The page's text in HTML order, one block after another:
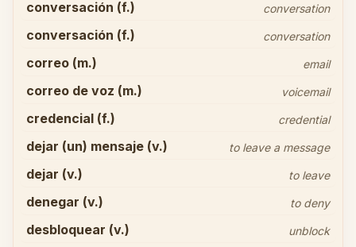
conversación (f.) conversation
conversación (f.) conversation
correo (m.) email
correo de voz (m.) voicemail
credencial (f.) credential
dejar (un) mensaje (v.) to leave a message
dejar (v.) to leave
denegar (v.) to deny
desbloquear (v.) unblock